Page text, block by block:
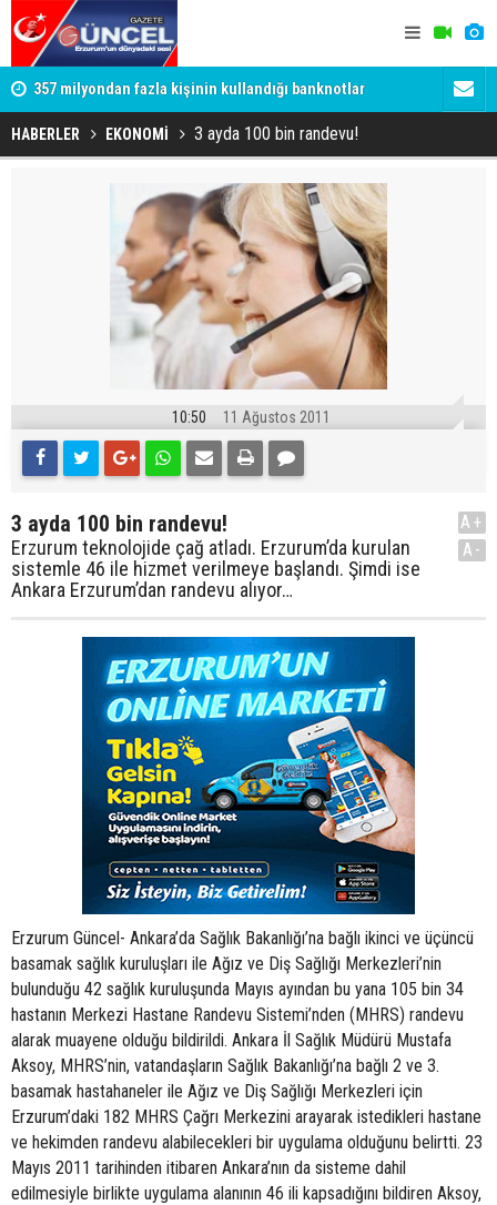
357 milyondan fazla kişinin kullandığı banknotlar
değişiyor
Oltu
HABERLER EKONOMİ 3 ayda 100 bin randevu!
10:50 11 Ağustos 2011
3 ayda 100 bin randevu!
Erzurum teknolojide çağ atladı. Erzurum’da kurulan
sistemle 46 ile hizmet verilmeye başlandı. Şimdi ise
Ankara Erzurum’dan randevu alıyor…
A+
A-
Erzurum Güncel- Ankara’da Sağlık Bakanlığı’na bağlı ikinci ve üçüncü
basamak sağlık kuruluşları ile Ağız ve Diş Sağlığı Merkezleri’nin
bulunduğu 42 sağlık kuruluşunda Mayıs ayından bu yana 105 bin 34
hastanın Merkezi Hastane Randevu Sistemi’nden (MHRS) randevu
alarak muayene olduğu bildirildi. Ankara İl Sağlık Müdürü Mustafa
Aksoy, MHRS’nin, vatandaşların Sağlık Bakanlığı’na bağlı 2 ve 3.
basamak hastahaneler ile Ağız ve Diş Sağlığı Merkezleri için
Erzurum’daki 182 MHRS Çağrı Merkezini arayarak istedikleri hastane
ve hekimden randevu alabilecekleri bir uygulama olduğunu belirtti. 23
Mayıs 2011 tarihinden itibaren Ankara’nın da sisteme dahil
edilmesiyle birlikte uygulama alanının 46 ili kapsadığını bildiren Aksoy,